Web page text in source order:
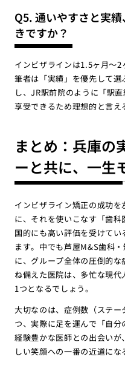
Q5. 通いやすさと実
きですか？
インビザラインは1.5ヶ月〜2
筆者は「実績」を優先して
し、JR駅前院のように「駅
享受できるため理想的と言え
まとめ：兵庫の
ーと共に、一生
インビザライン矯正の成功
に、それを使いこなす「歯
国的にも高い評価を受けて
ます。中でも芦屋M&S歯科
に、グループ全体の圧倒的
ね備えた医院は、多忙な現
1つとなるでしょう。
大切なのは、症例数（ステ
つ、実際に足を運んで「自分
経験豊かな医師との出会い
しい笑顔への一番の近道にな